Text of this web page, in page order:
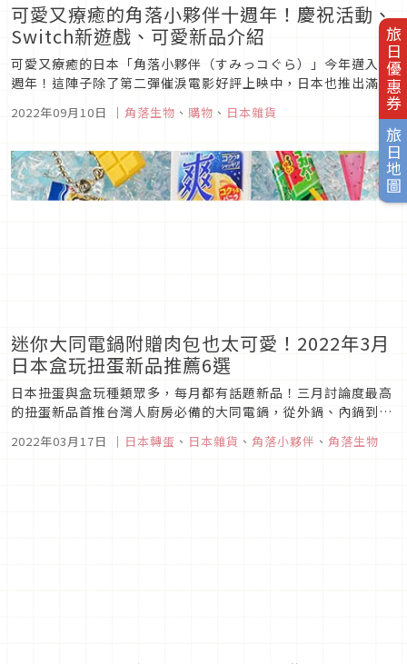
旅日優惠券
旅日地圖
可愛又療癒的角落小夥伴十週年！慶祝活動、
Switch新遊戲、可愛新品介紹
可愛又療癒的日本「角落小夥伴（すみっコぐら）」今年邁入十
週年！這陣子除了第二彈催淚電影好評上映中，日本也推出滿滿
慶祝活動與新品，往返市區與羽田機場必搭的京急電鐵以及途經
的12個車站紛紛換裝，變身成超可愛幽靈的角落生物還登上東京
晴空塔開PARTY，此外TOMICA小車車、任天堂Switch也都推
出最新...
2022年09月10日 ｜ 角落生物 、 購物 、 日本雜貨
迷你大同電鍋附贈肉包也太可愛！2022年3月
日本盒玩扭蛋新品推薦6選
日本扭蛋與盒玩種類眾多，每月都有話題新品！三月討論度最高
的扭蛋新品首推台灣人廚房必備的大同電鍋，從外鍋、內鍋到飯
必扭的TOP 1！其他如角落小夥伴、LOTTE冰品、不二家PEKO
2022年03月17日 ｜ 日本轉蛋 、 日本雜貨 、 角落小夥伴 、 角落生物